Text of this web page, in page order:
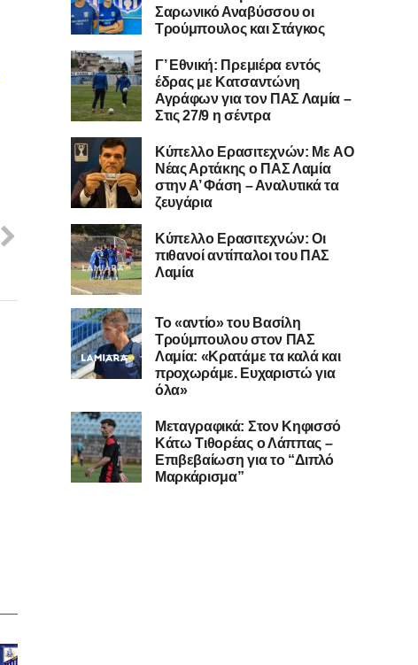
Σαρωνικό Αναβύσσου οι
Τρούμπουλος και Στάγκος
Γ’ Εθνική: Πρεμιέρα εντός
έδρας με Κατσαντώνη
Αγράφων για τον ΠΑΣ Λαμία –
Στις 27/9 η σέντρα
Kύπελλο Ερασιτεχνών: Με AO
Nέας Αρτάκης ο ΠΑΣ Λαμία
στην Α’ Φάση – Αναλυτικά τα
ζευγάρια
Κύπελλο Ερασιτεχνών: Οι
πιθανοί αντίπαλοι του ΠΑΣ
Λαμία
Το «αντίο» του Βασίλη
Τρούμπουλου στον ΠΑΣ
Λαμία: «Κρατάμε τα καλά και
προχωράμε. Ευχαριστώ για
όλα»
Μεταγραφικά: Στον Κηφισσό
Κάτω Τιθορέας ο Λάππας –
Επιβεβαίωση για το “Διπλό
Μαρκάρισμα”